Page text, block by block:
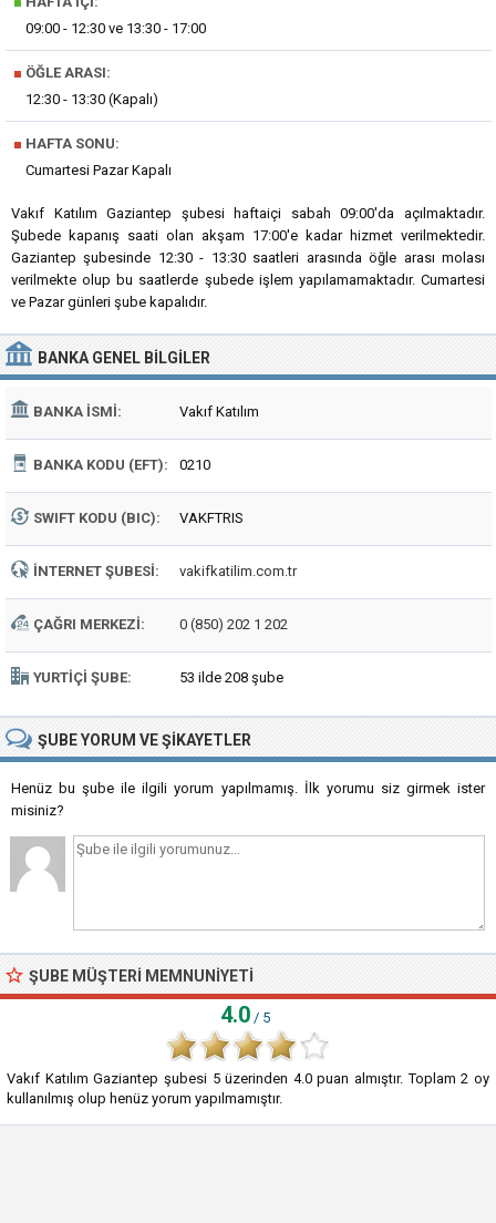
09:00 - 12:30 ve 13:30 - 17:00
■ ÖĞLE ARASI:
12:30 - 13:30 (Kapalı)
■ HAFTA SONU:
Cumartesi Pazar Kapalı
Vakıf Katılım Gaziantep şubesi haftaiçi sabah 09:00'da açılmaktadır.
Şubede kapanış saati olan akşam 17:00'e kadar hizmet verilmektedir.
Gaziantep şubesinde 12:30 - 13:30 saatleri arasında öğle arası molası
verilmekte olup bu saatlerde şubede işlem yapılamamaktadır. Cumartesi
ve Pazar günleri şube kapalıdır.
BANKA GENEL BILGILER
BANKA İSMI: Vakıf Katılım
BANKA KODU (EFT): 0210
SWIFT KODU (BIC): VAKFTRIS
İNTERNET ŞUBESI: vakifkatilim.com.tr
ÇAĞRI MERKEZI: 0 (850) 202 1 202
YURTIÇI ŞUBE: 53 ilde 208 şube
ŞUBEYORUM VE ŞIKAYETLER
Henüz bu şube ile ilgili yorum yapılmamış. İlk yorumu siz girmek ister
misiniz?
ŞUBE MÜŞTERI MEMNUNIYETI
4.0 / 5
Vakıf Katılım Gaziantep şubesi 5üzerinden 4.0puan almıştır. Toplam2 oy
kullanılmış olup henüz yorum yapılmamıştır.